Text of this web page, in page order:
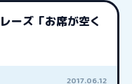
ーズ「お席が空く
2017.06.12